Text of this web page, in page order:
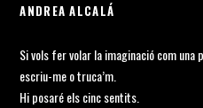
ANDREA ALCALÁ
Si vols fer volar la imaginació com una
escriu-me o truca’m.
Hi posaré els cinc sentits.